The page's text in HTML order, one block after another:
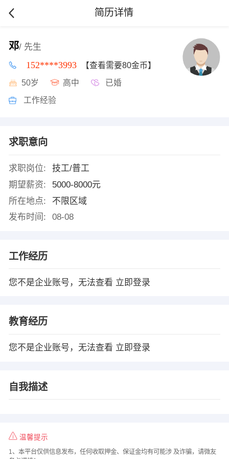
简历详情
邓/ 先生
152****3993 【查看需要80金币】
50岁 高中 已婚
工作经验
求职意向
求职岗位:
技工/普工
期望薪资:
5000-8000元
所在地点:
不限区域
发布时间:
08-08
工作经历
您不是企业账号，无法查看 立即登录
教育经历
您不是企业账号，无法查看 立即登录
自我描述
温馨提示
1、本平台仅供信息发布，任何收取押金、保证金均有可能涉 及诈骗，请微友